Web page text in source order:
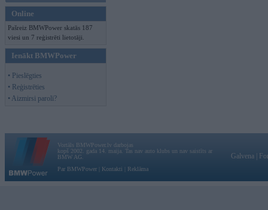
Online
Pašreiz BMWPower skatās 187
viesi un 7 reģistrēti lietotāji.
Ienākt BMWPower
• Pieslēgties
• Reģistrēties
• Aizmirsi paroli?
Vortāls BMWPower.lv darbojas
kopš 2002. gada 14. maija. Tas nav auto klubs un nav saistīts ar
BMW AG.
Par BMWPower
Kontakti Reklāma
Galvena